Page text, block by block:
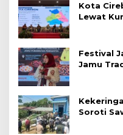
Kota
Lewat
Festival
Jamu
Soroti